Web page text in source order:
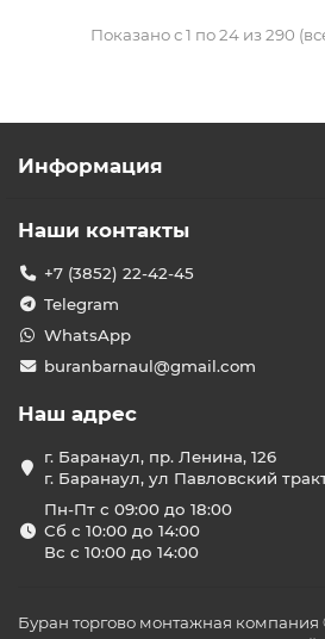
Показано с 1 по 24 из 290
Информация
Наши контакты
+7 (3852) 22-42-45
Telegram
WhatsApp
buranbarnaul@gmail.com
Наш адрес
г. Баранаул, пр. Ленина, 126
г. Баранаул, ул Павловский
Пн-Пт с 09:00 до 18:00
Сб с 10:00 до 14:00
Вс с 10:00 до 14:00
Буран торгово монтажная